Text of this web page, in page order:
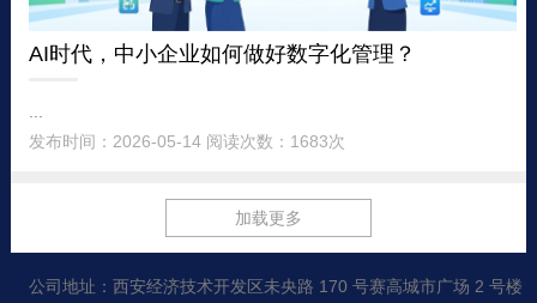
AI时代，中小企业如何做好数字化管理？
发布时间：2026-05-14 阅读次数：1683次
加载更多
公司地址：西安经济技术开发区未央路 170 号赛高城市广场 2 号楼